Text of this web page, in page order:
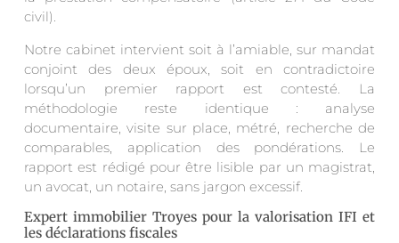
civil).
Notre cabinet intervient soit à l’amiable, sur mandat
conjoint des deux époux, soit en contradictoire
lorsqu’un premier rapport est contesté. La
méthodologie reste identique : analyse
documentaire, visite sur place, métré, recherche de
comparables, application des pondérations. Le
rapport est rédigé pour être lisible par un magistrat,
un avocat, un notaire, sans jargon excessif.
Expert immobilier Troyes pour la valorisation IFI et
les déclarations fiscales